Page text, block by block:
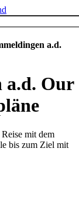
a.d.
a.d. Our
mit dem
bis zum Ziel mit